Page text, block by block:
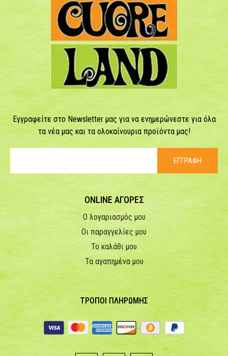
Εγγραφείτε στο Newsletter μας για να ενημερώνεστε για όλα
τα νέα μας και τα ολοκαίνουρια προϊόντα μας!
ΕΓΓΡΑΦΗ
ONLINE ΑΓΟΡΕΣ
Ο λογαριασμός μου
Οι παραγγελίες μου
Το καλάθι μου
Τα αγαπημένα μου
ΤΡΟΠΟΙ ΠΛΗΡΩΜΗΣ